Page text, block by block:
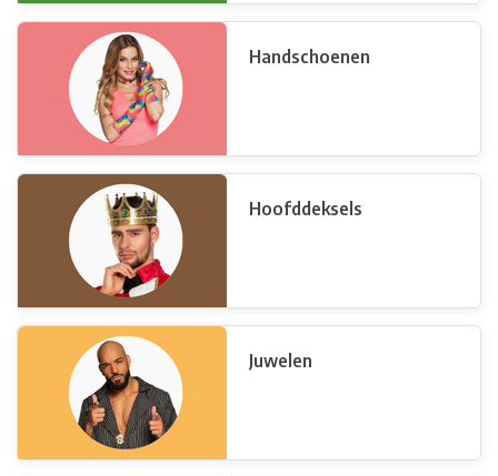
Handschoenen
Hoofddeksels
Juwelen